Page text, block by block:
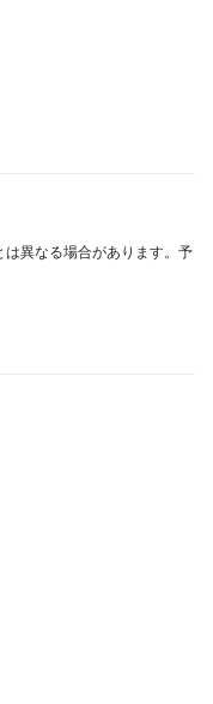
異なる場合があります。予